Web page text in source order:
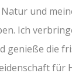
und
Ich
genieße die
für